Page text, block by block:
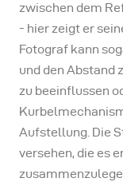
zwischen dem
- hier zeigt er
Fotograf kann
und den Abstand
zu beeinflussen
Aufstellung. Die
versehen, die es